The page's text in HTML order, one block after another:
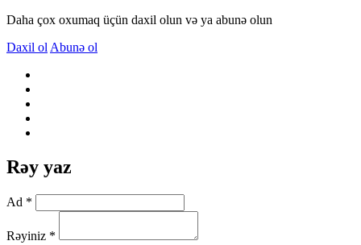
Daha çox oxumaq üçün daxil olun və ya abunə olun
Daxil ol Abunə ol
Rəy yaz
Ad *
Rəyiniz *